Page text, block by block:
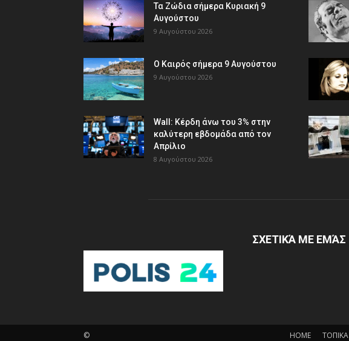
Τα Ζώδια σήμερα Κυριακή 9
Αυγούστου
9 Αυγούστου 2026
Ο Καιρός σήμερα 9 Αυγούστου
9 Αυγούστου 2026
Wall: Κέρδη άνω του 3% στην
καλύτερη εβδομάδα από τον
Απρίλιο
8 Αυγούστου 2026
ΣΧΕΤΙΚΆ ΜΕ ΕΜΆΣ
HOME ΤΟΠΙΚΑ
©